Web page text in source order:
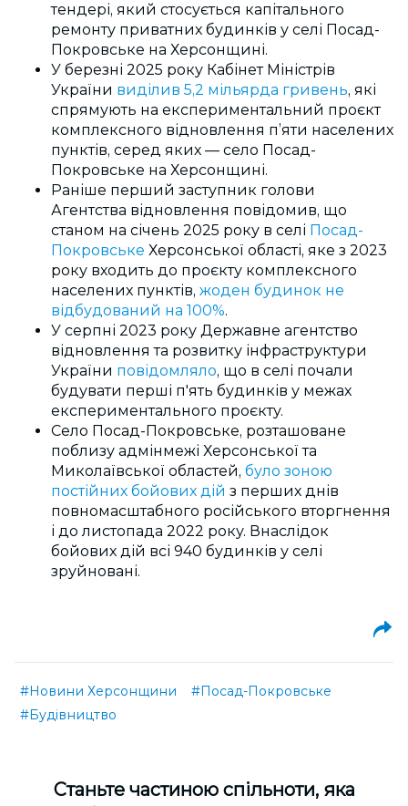
тендері, який стосується капітального
ремонту приватних будинків у селі Посад-
Покровське на Херсонщині.
У березні 2025 року Кабінет Міністрів
України виділив 5,2 мільярда гривень, які
спрямують на експериментальний проєкт
комплексного відновлення п’яти населених
пунктів, серед яких — село Посад-
Покровське на Херсонщині.
Раніше перший заступник голови
Агентства відновлення повідомив, що
станом на січень 2025 року в селі Посад-
Покровське Херсонської області, яке з 2023
року входить до проєкту комплексного
населених пунктів, жоден будинок не
відбудований на 100%.
У серпні 2023 року Державне агентство
відновлення та розвитку інфраструктури
України повідомляло, що в селі почали
будувати перші п'ять будинків у межах
експериментального проєкту.
Село Посад-Покровське, розташоване
поблизу адмінмежі Херсонської та
Миколаївської областей, було зоною
постійних бойових дій з перших днів
повномасштабного російського вторгнення
і до листопада 2022 року. Внаслідок
бойових дій всі 940 будинків у селі
зруйновані.
#Новини Херсонщини
#Посад-Покровське
#Будівництво
Cтаньте частиною спільноти, яка